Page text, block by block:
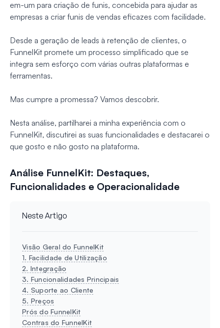
em-um para criação de funis, concebida para ajudar as
empresas a criar funis de vendas eficazes com facilidade.
Desde a geração de leads à retenção de clientes, o
FunnelKit promete um processo simplificado que se
integra sem esforço com várias outras plataformas e
ferramentas.
Mas cumpre a promessa? Vamos descobrir.
Nesta análise, partilharei a minha experiência com o
FunnelKit, discutirei as suas funcionalidades e destacarei o
que gosto e não gosto na plataforma.
Análise FunnelKit: Destaques,
Funcionalidades e Operacionalidade
Neste Artigo
Visão Geral do FunnelKit
1. Facilidade de Utilização
2. Integração
3. Funcionalidades Principais
4. Suporte ao Cliente
5. Preços
Prós do FunnelKit
Contras do FunnelKit